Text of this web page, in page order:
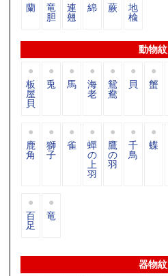
蘭 竜
胆
連
翹
綿 蕨 地
楡
動物紋
板
屋
貝
兎 馬 海
老
鴛
鴦
貝 蟹
鹿
角
獅
子
雀 蟬
の
上
羽
鷹
の
羽
千
鳥
蝶
百
足
竜
器物紋